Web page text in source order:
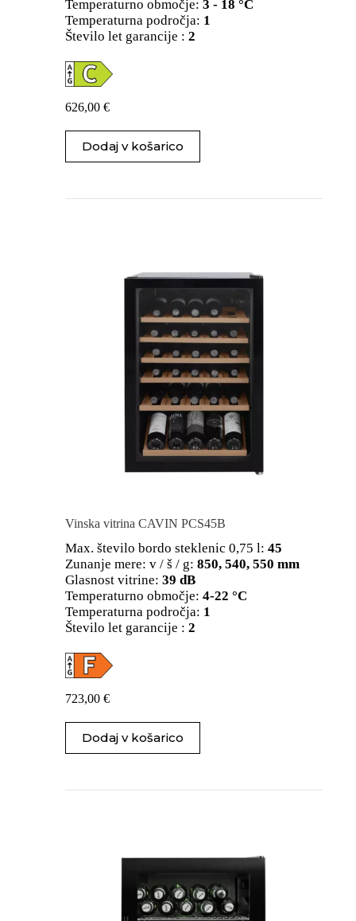
Temperaturno območje: 3 - 18 °C
Temperaturna področja: 1
Število let garancije : 2
626,00 €
Dodaj v košarico
Vinska vitrina CAVIN PCS45B
Max. število bordo steklenic 0,75 l: 45
Zunanje mere: v / š / g: 850, 540, 550 mm
Glasnost vitrine: 39 dB
Temperaturno območje: 4-22 °C
Temperaturna področja: 1
Število let garancije : 2
723,00 €
Dodaj v košarico